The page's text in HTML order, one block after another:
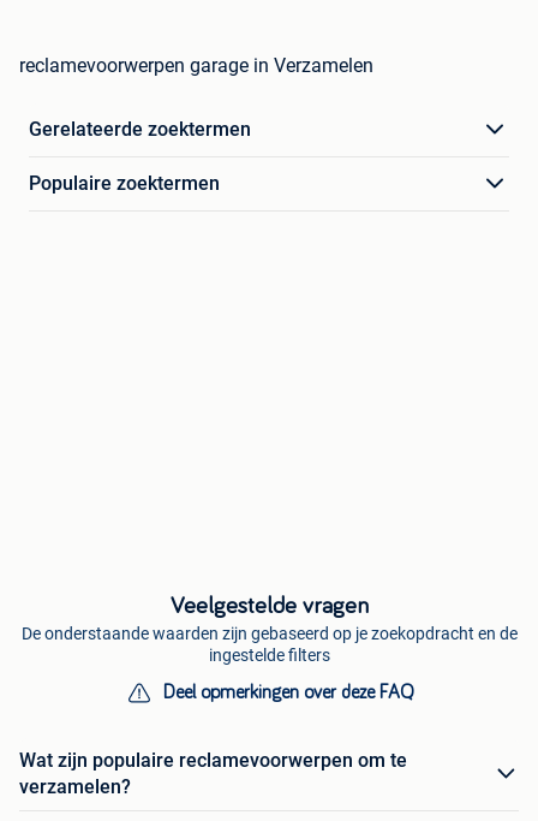
reclamevoorwerpen garage in Verzamelen
Gerelateerde zoektermen
Populaire zoektermen
Veelgestelde vragen
De onderstaande waarden zijn gebaseerd op je zoekopdracht en de
ingestelde filters
Deel opmerkingen over deze FAQ
Wat zijn populaire reclamevoorwerpen om te
verzamelen?